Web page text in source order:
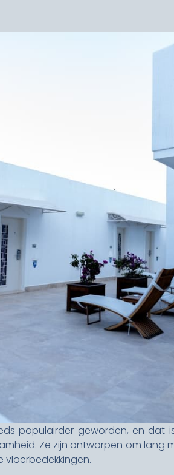
populairder geworden, en dat
Ze zijn ontworpen om